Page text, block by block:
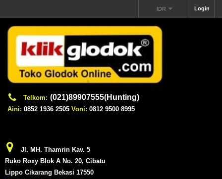
Login
IDR
Telkom: (021)89907555(Hunting)
Aini: 0852 1936 2505 Voni: 0812 9500 8995
Jl. MH. Thamrin Kav. 5
Ruko Roxy Blok A No. 20, Cibatu
Lippo Cikarang Bekasi 17550